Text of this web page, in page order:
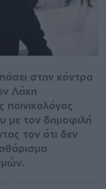
στην κόντρα
Λάκη
με τον δημοφιλή
τον ότι δεν